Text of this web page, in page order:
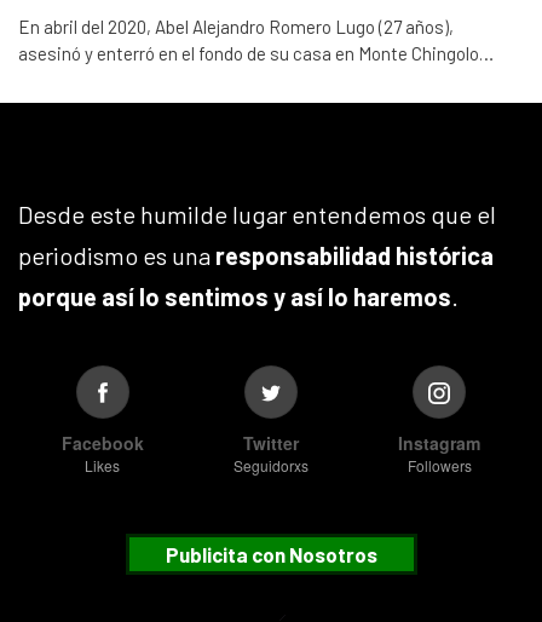
En abril del 2020, Abel Alejandro Romero Lugo (27 años),
asesinó y enterró en el fondo de su casa en Monte Chingolo…
Desde este humilde lugar entendemos que el
periodismo es una responsabilidad histórica
porque así lo sentimos y así lo haremos.
Facebook
Likes
Twitter
Seguidorxs
Instagram
Followers
Publicita con Nosotros